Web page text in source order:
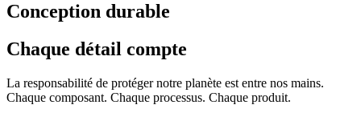
Conception durable
Chaque détail compte
La responsabilité de protéger notre planète est entre nos mains.
Chaque composant. Chaque processus. Chaque produit.